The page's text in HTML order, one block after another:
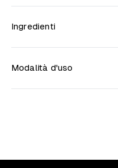
Ingredienti
Modalità d'uso